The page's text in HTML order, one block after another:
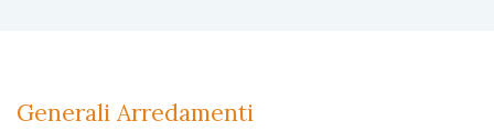
Generali Arredamenti